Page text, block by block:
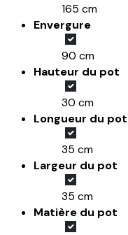
165 cm
Envergure
90 cm
Hauteur du pot
30 cm
Longueur du pot
35 cm
Largeur du pot
35 cm
Matière du pot